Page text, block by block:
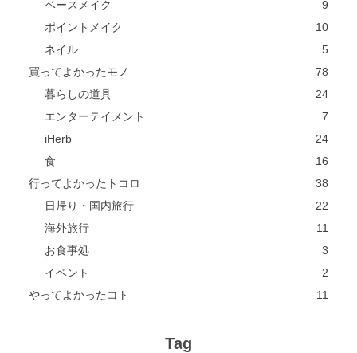
ベースメイク
9
ポイントメイク
10
ネイル
5
買ってよかったモノ
78
暮らしの道具
24
エンターテイメント
7
iHerb
24
食
16
行ってよかったトコロ
38
日帰り・国内旅行
22
海外旅行
11
お食事処
3
イベント
2
やってよかったコト
11
Tag